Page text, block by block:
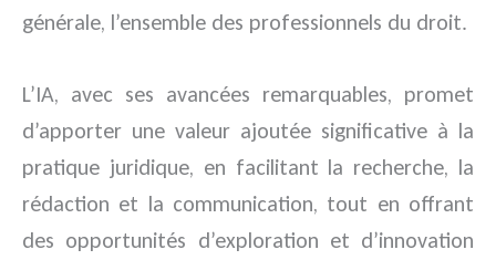
générale, l’ensemble des professionnels du droit.
L’IA, avec ses avancées remarquables, promet
d’apporter une valeur ajoutée significative à la
pratique juridique, en facilitant la recherche, la
rédaction et la communication, tout en offrant
des opportunités d’exploration et d’innovation